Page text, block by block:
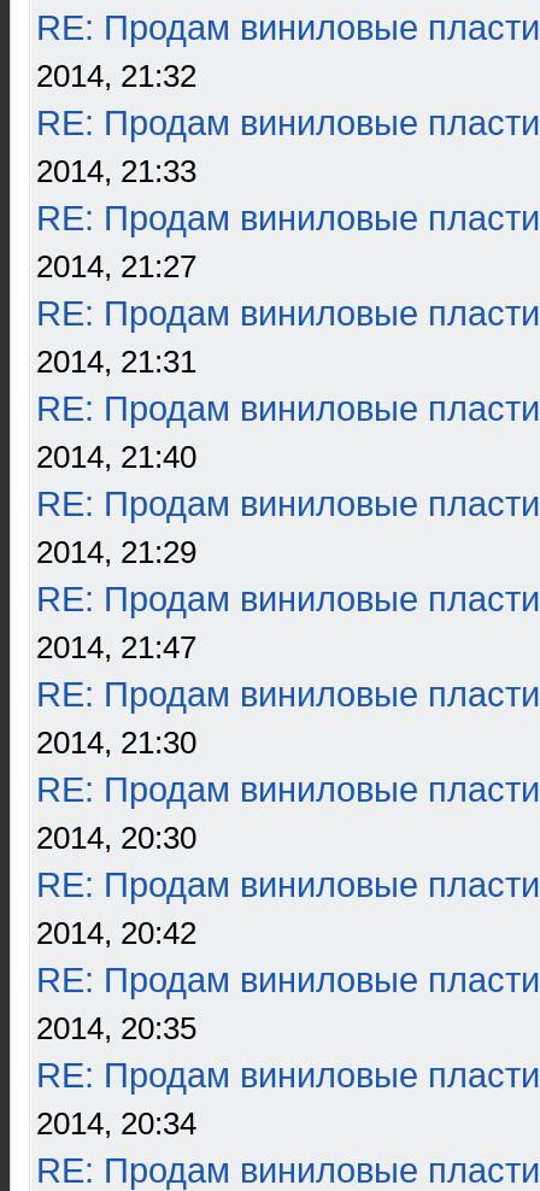
RE: Продам виниловые
2014, 21:32
RE: Продам виниловые
2014, 21:33
RE: Продам виниловые
2014, 21:27
RE: Продам виниловые
2014, 21:31
RE: Продам виниловые
2014, 21:40
RE: Продам виниловые
2014, 21:29
RE: Продам виниловые
2014, 21:47
RE: Продам виниловые
2014, 21:30
RE: Продам виниловые
2014, 20:30
RE: Продам виниловые
2014, 20:42
RE: Продам виниловые
2014, 20:35
RE: Продам виниловые
2014, 20:34
RE: Продам виниловые